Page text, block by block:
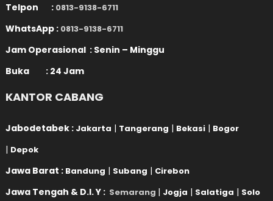
Telpon : 0813-9138-6711
WhatsApp : 0813-9138-6711
Jam Operasional : Senin – Minggu
Buka : 24 Jam
KANTOR CABANG
Jabodetabek : Jakarta | Tangerang | Bekasi | Bogor
| Depok
Jawa Barat : Bandung | Subang | Cirebon
Jawa Tengah & D.I. Y : Semarang | Jogja | Salatiga | Solo